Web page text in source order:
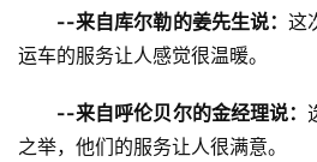
--来自库尔勒的姜先生说：这
运车的服务让人感觉很温暖。
--来自呼伦贝尔的金经理说：
之举，他们的服务让人很满意。